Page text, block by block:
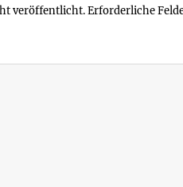
veröffentlicht.Erforderliche